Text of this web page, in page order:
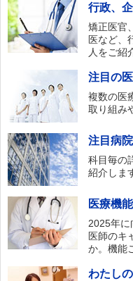
行政、
矯正医官
医など、
人をご紹
注目の
複数の医
取り組み
注目病院
科目毎の
紹介しま
医療機
2025年に
医師のキ
か。機能
わたし